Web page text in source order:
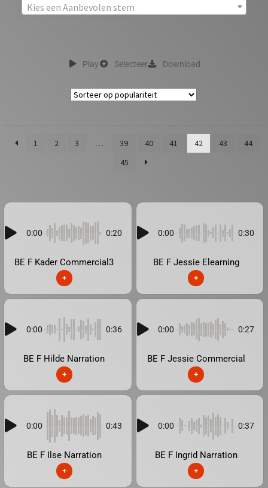
Kies een Aanbevolen stem
Play Selecteer Download
1 2 3 … 39 40 41 42 43
44
45
0:00 0:20
BE F Kader Commercial3
+
0:00 0:30
BE F Jessie Elearning
+
0:00 0:36
BE F Hilde Narration
+
0:00 0:27
BE F Jessie Commercial
+
0:00 0:43
BE F Ilse Narration
+
0:00 0:37
BE F Ingrid Narration
+